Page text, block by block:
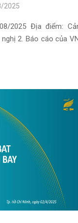
2025
2025 Địa điểm:
2. Báo cáo của